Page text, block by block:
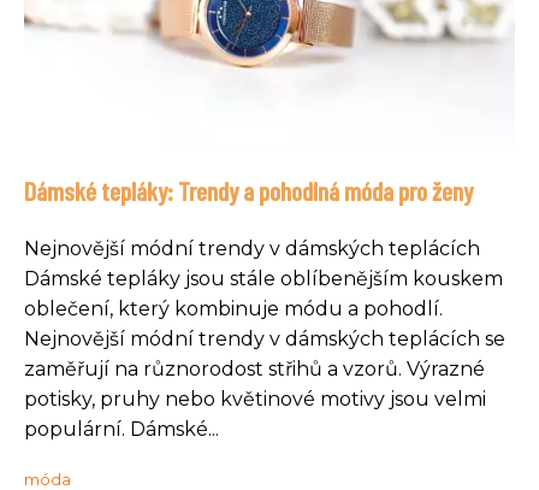
Dámské tepláky: Trendy a pohodlná móda pro ženy
Nejnovější módní trendy v dámských teplácích
Dámské tepláky jsou stále oblíbenějším kouskem
oblečení, který kombinuje módu a pohodlí.
Nejnovější módní trendy v dámských teplácích se
zaměřují na různorodost střihů a vzorů. Výrazné
potisky, pruhy nebo květinové motivy jsou velmi
populární. Dámské...
móda